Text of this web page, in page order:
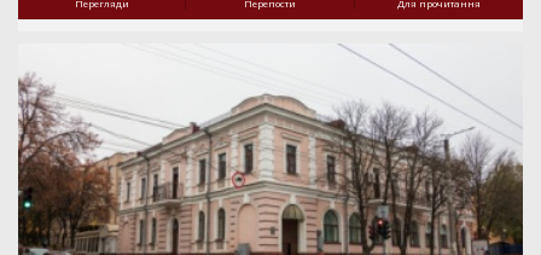
Перегляди Перепости Для прочитання